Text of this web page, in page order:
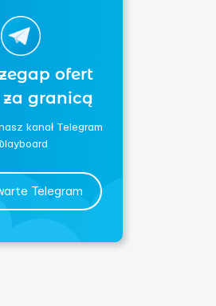
ofert
granicą
kanał Telegram
Telegram